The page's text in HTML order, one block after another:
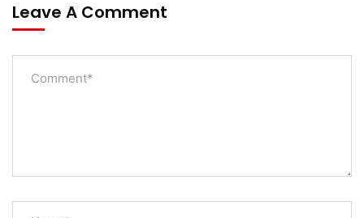
Leave A Comment